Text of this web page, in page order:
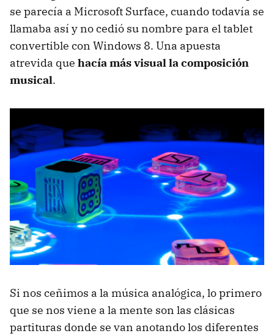
se parecía a Microsoft Surface, cuando todavía se
llamaba así y no cedió su nombre para el tablet
convertible con Windows 8. Una apuesta
atrevida que hacía más visual la composición
musical.
Si nos ceñimos a la música analógica, lo primero
que se nos viene a la mente son las clásicas
partituras donde se van anotando los diferentes